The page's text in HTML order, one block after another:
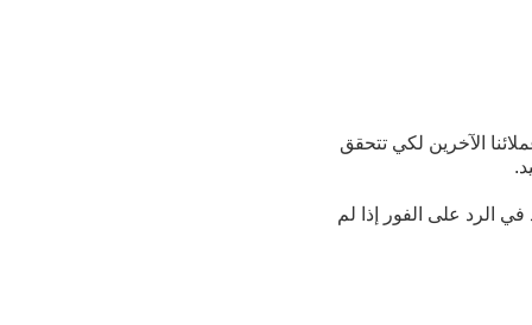
الآخرين لكي تتحقق
تتردد في الرد على الفور إذا لم